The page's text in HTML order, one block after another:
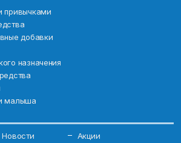
привычками
добавки
назначения
малыша
Новости
Акции